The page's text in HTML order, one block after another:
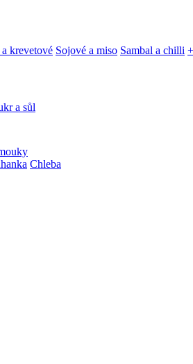
krevetové Sojové a miso Sambal a chilli
a sůl
Chleba